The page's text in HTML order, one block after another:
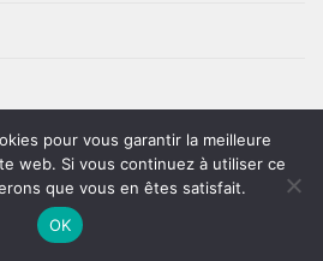
pour vous garantir la meilleure
web. Si vous continuez à utiliser ce
que vous en êtes satisfait.
OK